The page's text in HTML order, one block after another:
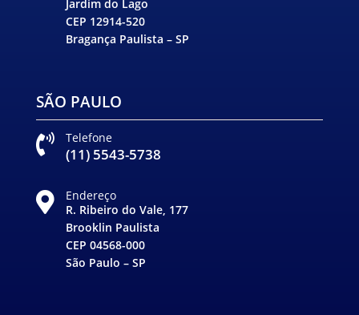
Jardim do Lago
CEP 12914-520
Bragança Paulista – SP
SÃO PAULO
 Telefone
(11) 5543-5738

Endereço
R. Ribeiro do Vale, 177
Brooklin Paulista
CEP 04568-000
São Paulo – SP